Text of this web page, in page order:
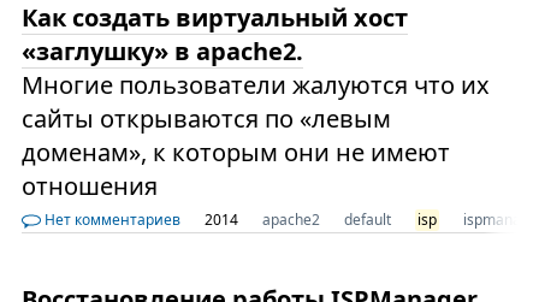
Как создать виртуальный хост
«заглушку» в apache2.
Многие пользователи жалуются что их
сайты открываются по «левым
доменам», к которым они не имеют
отношения
Нет комментариев 2014 apache2 default isp